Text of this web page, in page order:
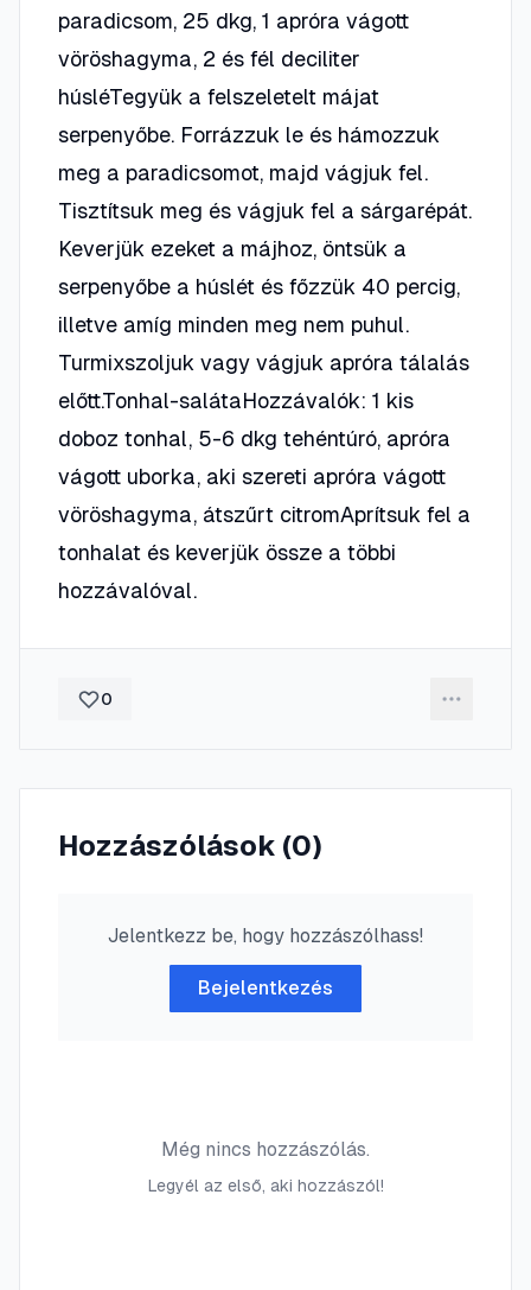
paradicsom, 25 dkg, 1 apróra vágott
vöröshagyma, 2 és fél deciliter
húsléTegyük a felszeletelt májat
serpenyőbe. Forrázzuk le és hámozzuk
meg a paradicsomot, majd vágjuk fel.
Tisztítsuk meg és vágjuk fel a sárgarépát.
Keverjük ezeket a májhoz, öntsük a
serpenyőbe a húslét és főzzük 40 percig,
illetve amíg minden meg nem puhul.
Turmixszoljuk vagy vágjuk apróra tálalás
előtt.Tonhal-salátaHozzávalók: 1 kis
doboz tonhal, 5-6 dkg tehéntúró, apróra
vágott uborka, aki szereti apróra vágott
vöröshagyma, átszűrt citromAprítsuk fel a
tonhalat és keverjük össze a többi
hozzávalóval.
0
Hozzászólások (0)
Jelentkezz be, hogy hozzászólhass!
Bejelentkezés
Még nincs hozzászólás.
Legyél az első, aki hozzászól!